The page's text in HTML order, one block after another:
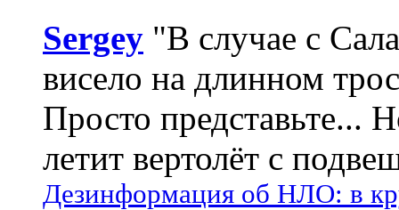
Sergey "В случае с
висело на длинном
Просто представьте...
летит вертолёт с
Дезинформация об НЛО: в